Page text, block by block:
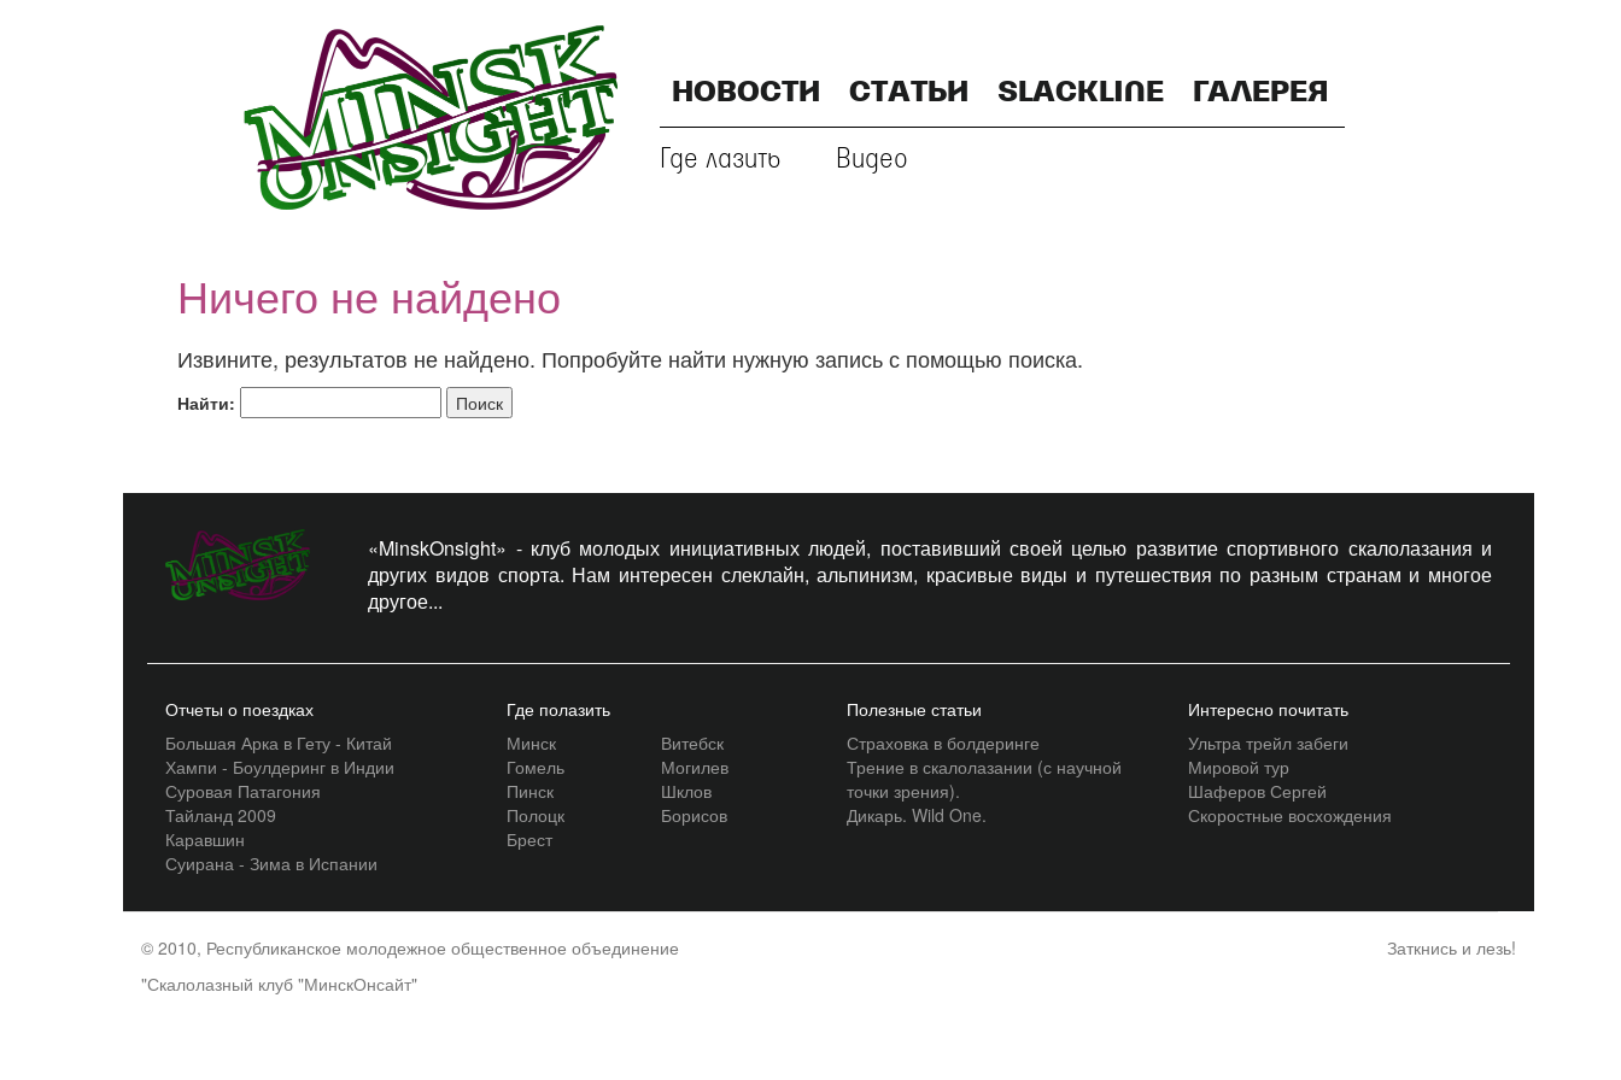
НОВОСТИ СТАТЬИ SLACKLINE ГАЛЕРЕЯ
Где лазить Видео
Ничего не найдено
Извините, результатов не найдено. Попробуйте найти нужную запись с помощью поиска.
Найти:
«MinskOnsight» - клуб молодых инициативных людей, поставивший своей целью развитие спортивного скалолазания и
других видов спорта. Нам интересен слеклайн, альпинизм, красивые виды и путешествия по разным странам и многое
другое...
Отчеты о поездках
Большая Арка в Гету - Китай
Хампи - Боулдеринг в Индии
Суровая Патагония
Тайланд 2009
Каравшин
Суирана - Зима в Испании
Где полазить
Минск
Витебск
Гомель
Могилев
Пинск
Шклов
Полоцк
Борисов
Брест
Полезные статьи
Страховка в болдеринге
Трение в скалолазании (с научной
точки зрения).
Дикарь. Wild One.
Интересно почитать
Ультра трейл забеги
Мировой тур
Шаферов Сергей
Скоростные восхождения
© 2010, Республиканское молодежное общественное объединение
"Скалолазный клуб "МинскОнсайт"
Заткнись и лезь!